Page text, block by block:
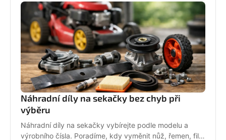
Náhradní díly na sekačky bez chyb při
výběru
Náhradní díly na sekačky vybírejte podle modelu a
výrobního čísla. Poradíme, kdy vyměnit nůž, řemen, filtr